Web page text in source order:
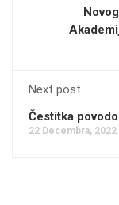
Next post
Čestitka
22 Decembra, 2022